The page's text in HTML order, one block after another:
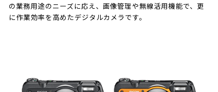
の業務用途のニーズに応え、画像管理や無線活用機能で、更
に作業効率を高めたデジタルカメラです。